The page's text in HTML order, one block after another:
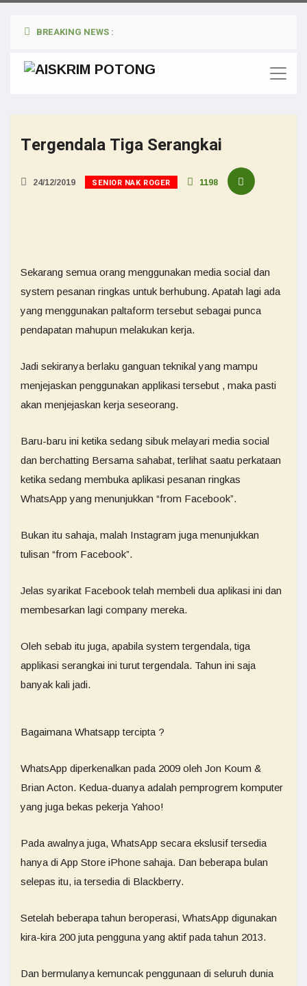
BREAKING NEWS :
Tergendala Tiga Serangkai
24/12/2019 SENIOR NAK ROGER 1198
Sekarang semua orang menggunakan media social dan
system pesanan ringkas untuk berhubung. Apatah lagi ada
yang menggunakan paltaform tersebut sebagai punca
pendapatan mahupun melakukan kerja.
Jadi sekiranya berlaku ganguan teknikal yang mampu
menjejaskan penggunakan applikasi tersebut , maka pasti
akan menjejaskan kerja seseorang.
Baru-baru ini ketika sedang sibuk melayari media social
dan berchatting Bersama sahabat, terlihat saatu perkataan
ketika sedang membuka aplikasi pesanan ringkas
WhatsApp yang menunjukkan “from Facebook”.
Bukan itu sahaja, malah Instagram juga menunjukkan
tulisan “from Facebook”.
Jelas syarikat Facebook telah membeli dua aplikasi ini dan
membesarkan lagi company mereka.
Oleh sebab itu juga, apabila system tergendala, tiga
applikasi serangkai ini turut tergendala. Tahun ini saja
banyak kali jadi.
Bagaimana Whatsapp tercipta ?
WhatsApp diperkenalkan pada 2009 oleh Jon Koum &
Brian Acton. Kedua-duanya adalah pemprogrem komputer
yang juga bekas pekerja Yahoo!
Pada awalnya juga, WhatsApp secara ekslusif tersedia
hanya di App Store iPhone sahaja. Dan beberapa bulan
selepas itu, ia tersedia di Blackberry.
Setelah beberapa tahun beroperasi, WhatsApp digunakan
kira-kira 200 juta pengguna yang aktif pada tahun 2013.
Dan bermulanya kemuncak penggunaan di seluruh dunia